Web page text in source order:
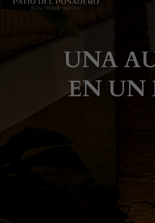
UNA
EN UN